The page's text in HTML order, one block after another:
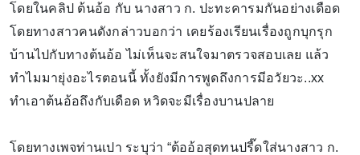
โดยในคลิป ต้นอ้อ กับ นางสาว ก. ปะทะคารมกันอย่างเดือด
โดยทางสาวคนดังกล่าวบอกว่า เคยร้องเรียนเรื่องถูกบุกรุก
บ้านไปกับทางต้นอ้อ ไม่เห็นจะสนใจมาตรวจสอบเลย แล้ว
ทำไมมายุ่งอะไรตอนนี้ ทั้งยังมีการพูดถึงการมีอวัยวะ..xx
ทำเอาต้นอ้อถึงกับเดือด หวิดจะมีเรื่องบานปลาย
โดยทางเพจท่านเปา ระบุว่า “ต้ออ้อสุดทนปรี๊ดใส่นางสาว ก.